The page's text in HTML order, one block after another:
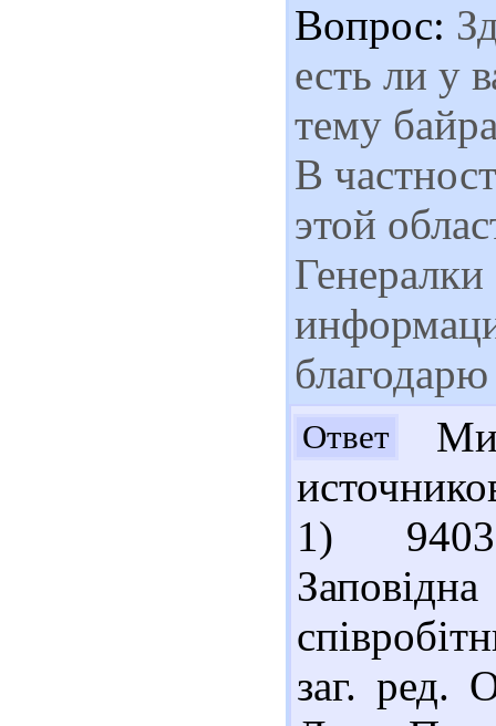
Вопрос:
есть ли у
тему
В
этой
Ответ
1)
заг. ред.